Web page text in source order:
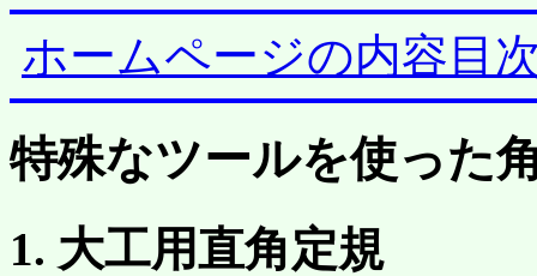
ホームページの内容目
特殊なツールを使った
1. 大工用直角定規